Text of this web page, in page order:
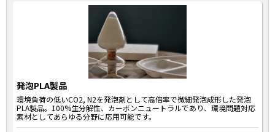
発泡PLA製品
環境負荷の低いCO2, N2を発泡剤として高倍率で微細発泡成形した発泡
PLA製品。100%生分解性、カーボンニュートラルであり、環境問題対応
素材としてあらゆる分野に応用可能です。